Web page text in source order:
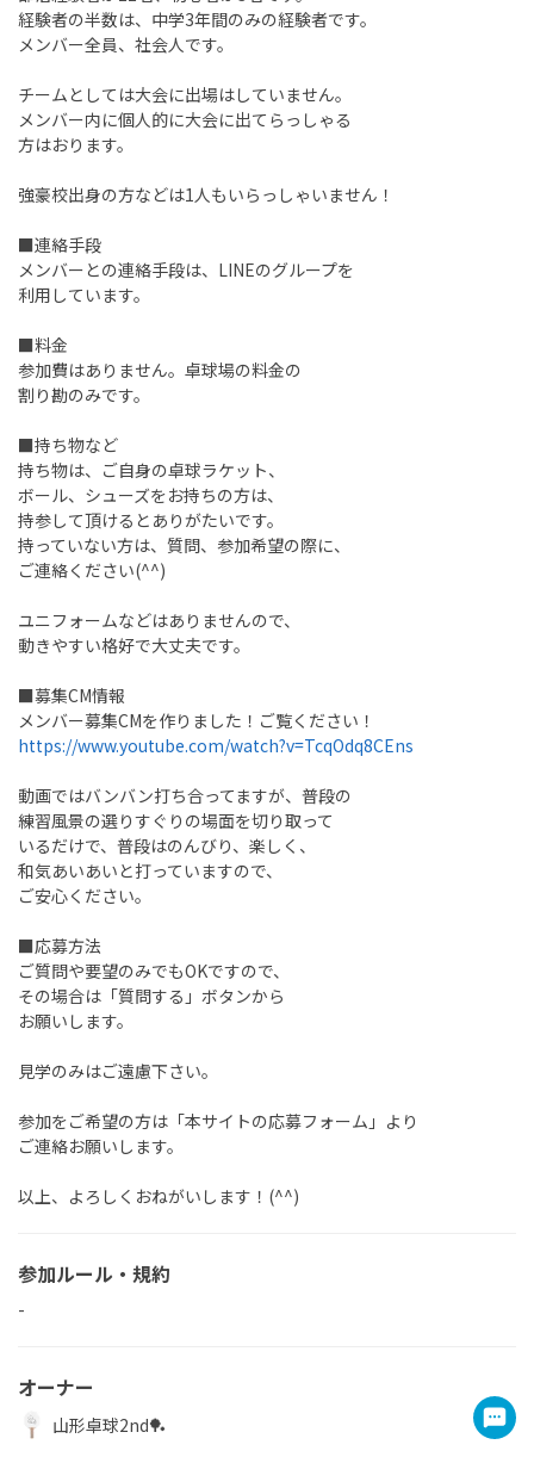
経験者の半数は、中学3年間のみの経験者です。
メンバー全員、社会人です。
チームとしては大会に出場はしていません。
メンバー内に個人的に大会に出てらっしゃる
方はおります。
強豪校出身の方などは1人もいらっしゃいません！
■連絡手段
メンバーとの連絡手段は、LINEのグループを
利用しています。
■料金
参加費はありません。卓球場の料金の
割り勘のみです。
■持ち物など
持ち物は、ご自身の卓球ラケット、
ボール、シューズをお持ちの方は、
持参して頂けるとありがたいです。
持っていない方は、質問、参加希望の際に、
ご連絡ください(^^)
ユニフォームなどはありませんので、
動きやすい格好で大丈夫です。
■募集CM情報
https://www.youtube.com/watch?v=TcqOdq8CEns
動画ではバンバン打ち合ってますが、普段の
練習風景の選りすぐりの場面を切り取って
いるだけで、普段はのんびり、楽しく、
和気あいあいと打っていますので、
ご安心ください。
■応募方法
ご質問や要望のみでもOKですので、
その場合は「質問する」ボタンから
お願いします。
見学のみはご遠慮下さい。
参加をご希望の方は「本サイトの応募フォーム」より
ご連絡お願いします。
参加ルール・規約
-
オーナー
山形卓球2nd🏓